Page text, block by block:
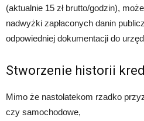
(aktualnie 15 zł brutto/godzin),
nadwyżki zapłaconych danin
odpowiedniej dokumentacji do
Stworzenie historii
Mimo że nastolatekom rzadko
czy samochodowe,